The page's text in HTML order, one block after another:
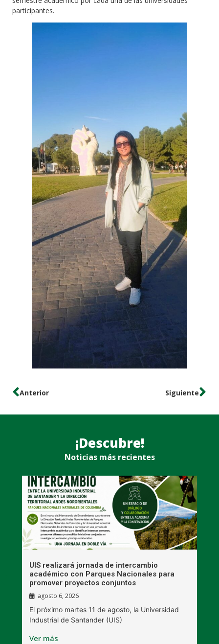
participantes.
Anterior Siguiente
¡Descubre!
Noticias más recientes
UIS realizará jornada de intercambio
académico con Parques Nacionales para
promover proyectos conjuntos
agosto 6, 2026
El próximo martes 11 de agosto, la Universidad
Industrial de Santander (UIS)
Ver más